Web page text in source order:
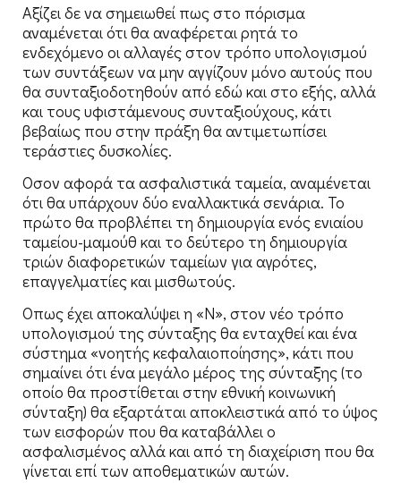
Αξίζει δε να σημειωθεί πως στο πόρισμα
αναμένεται ότι θα αναφέρεται ρητά το
ενδεχόμενο οι αλλαγές στον τρόπο υπολογισμού
των συντάξεων να μην αγγίζουν μόνο αυτούς που
θα συνταξιοδοτηθούν από εδώ και στο εξής, αλλά
και τους υφιστάμενους συνταξιούχους, κάτι
βεβαίως που στην πράξη θα αντιμετωπίσει
τεράστιες δυσκολίες.
Οσον αφορά τα ασφαλιστικά ταμεία, αναμένεται
ότι θα υπάρχουν δύο εναλλακτικά σενάρια. Το
πρώτο θα προβλέπει τη δημιουργία ενός ενιαίου
ταμείου-μαμούθ και το δεύτερο τη δημιουργία
τριών διαφορετικών ταμείων για αγρότες,
επαγγελματίες και μισθωτούς.
Οπως έχει αποκαλύψει η «Ν», στον νέο τρόπο
υπολογισμού της σύνταξης θα ενταχθεί και ένα
σύστημα «νοητής κεφαλαιοποίησης», κάτι που
σημαίνει ότι ένα μεγάλο μέρος της σύνταξης (το
οποίο θα προστίθεται στην εθνική κοινωνική
σύνταξη) θα εξαρτάται αποκλειστικά από το ύψος
των εισφορών που θα καταβάλλει ο
ασφαλισμένος αλλά και από τη διαχείριση που θα
γίνεται επί των αποθεματικών αυτών.